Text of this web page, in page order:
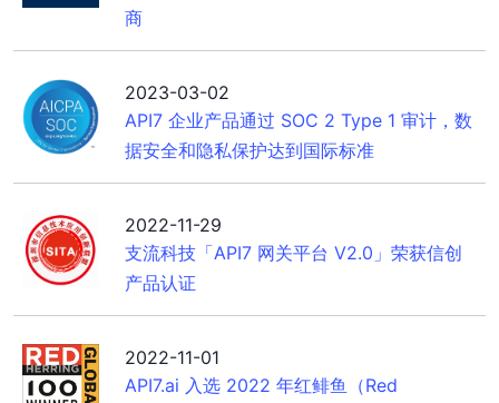
商
2023-03-02
API7 企业产品通过 SOC 2 Type 1 审计，数
据安全和隐私保护达到国际标准
2022-11-29
支流科技「API7 网关平台 V2.0」荣获信创
产品认证
2022-11-01
API7.ai 入选 2022 年红鲱鱼（Red